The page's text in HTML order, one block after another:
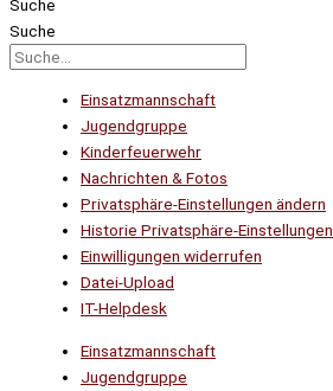
Suche
Suche
Einsatzmannschaft
Jugendgruppe
Kinderfeuerwehr
Nachrichten & Fotos
Privatsphäre-Einstellungen ändern
Historie Privatsphäre-Einstellungen
Einwilligungen widerrufen
Datei-Upload
IT-Helpdesk
Einsatzmannschaft
Jugendgruppe